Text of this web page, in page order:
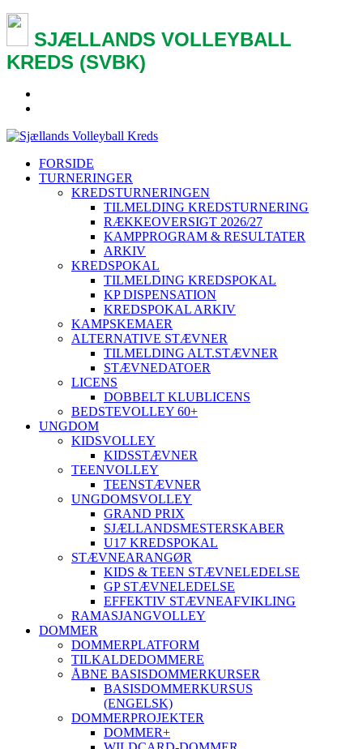
SJÆLLANDS VOLLEYBALL
KREDS (SVBK)
FORSIDE
TURNERINGER
KREDSTURNERINGEN
TILMELDING KREDSTURNERING
RÆKKEOVERSIGT 2026/27
KAMPPROGRAM & RESULTATER
ARKIV
KREDSPOKAL
TILMELDING KREDSPOKAL
KP DISPENSATION
KREDSPOKAL ARKIV
KAMPSKEMAER
ALTERNATIVE STÆVNER
TILMELDING ALT.STÆVNER
STÆVNEDATOER
LICENS
DOBBELT KLUBLICENS
BEDSTEVOLLEY 60+
UNGDOM
KIDSVOLLEY
KIDSSTÆVNER
TEENVOLLEY
TEENSTÆVNER
UNGDOMSVOLLEY
GRAND PRIX
SJÆLLANDSMESTERSKABER
U17 KREDSPOKAL
STÆVNEARANGØR
KIDS & TEEN STÆVNELEDELSE
GP STÆVNELEDELSE
EFFEKTIV STÆVNEAFVIKLING
RAMASJANGVOLLEY
DOMMER
DOMMERPLATFORM
TILKALDEDOMMERE
ÅBNE BASISDOMMERKURSER
BASISDOMMERKURSUS
(ENGELSK)
DOMMERPROJEKTER
DOMMER+